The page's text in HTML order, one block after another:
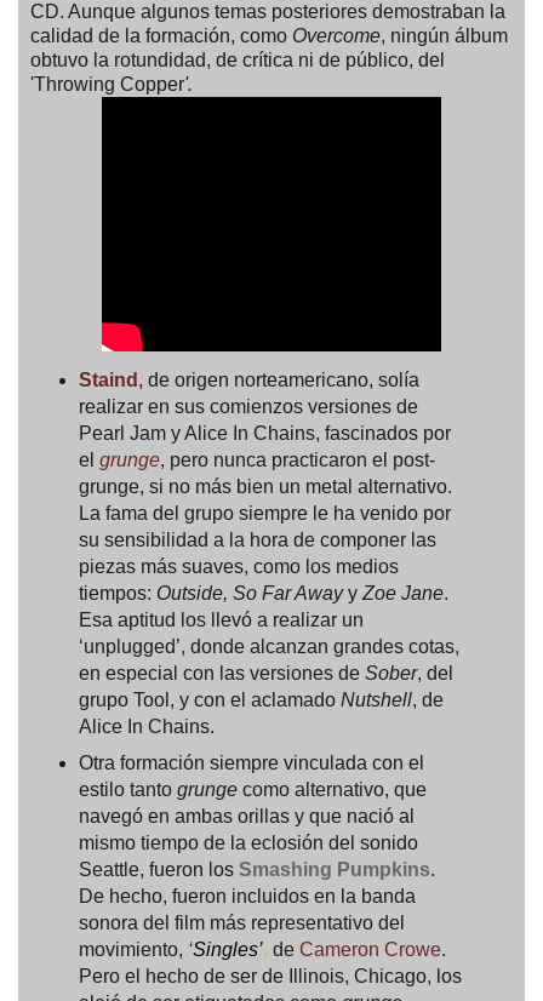
CD. Aunque algunos temas posteriores demostraban la
calidad de la formación, como Overcome, ningún álbum
obtuvo la rotundidad, de crítica ni de público, del
'Throwing Copper'.
Staind , de origen norteamericano, solía
realizar en sus comienzos versiones de
Pearl Jam y Alice In Chains, fascinados por
el grunge, pero nunca practicaron el post-
grunge, si no más bien un metal alternativo.
La fama del grupo siempre le ha venido por
su sensibilidad a la hora de componer las
piezas más suaves, como los medios
tiempos: Outside, So Far Awayy Zoe Jane.
Esa aptitud los llevó a realizar un
‘unplugged’, donde alcanzan grandes cotas,
en especial con las versiones de Sober, del
grupo Tool, y con el aclamado Nutshell, de
Alice In Chains.
Otra formación siempre vinculada con el
estilo tanto grungecomo alternativo, que
navegó en ambas orillas y que nació al
mismo tiempo de la eclosión del sonido
Seattle, fueron los Smashing Pumpkins.
De hecho, fueron incluidos en la banda
sonora del film más representativo del
movimiento, ‘Singles’, de Cameron Crowe.
Pero el hecho de ser de Illinois, Chicago, los